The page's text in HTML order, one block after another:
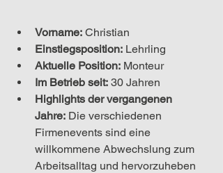
Vorname: Christian
Einstiegsposition: Lehrling
Aktuelle Position: Monteur
Im Betrieb seit: 30 Jahren
Highlights der vergangenen
Jahre: Die verschiedenen
Firmenevents sind eine
willkommene Abwechslung zum
Arbeitsalltag und hervorzuheben